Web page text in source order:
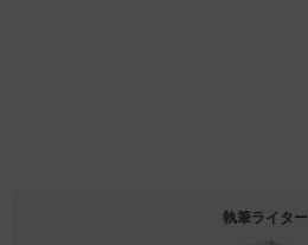
執筆ライター